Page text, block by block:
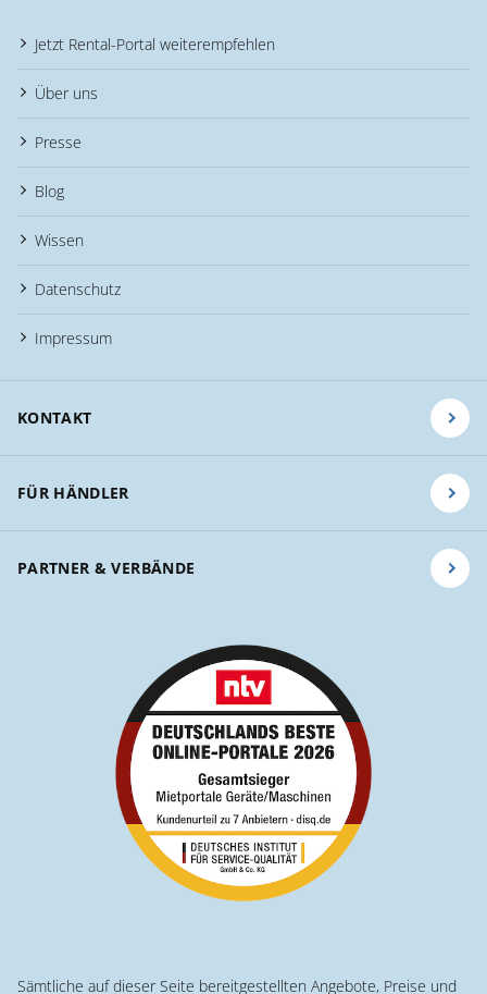
Jetzt Rental-Portal weiterempfehlen
Über uns
Presse
Blog
Wissen
Datenschutz
Impressum
KONTAKT
FÜR HÄNDLER
PARTNER & VERBÄNDE
Sämtliche auf dieser Seite bereitgestellten Angebote, Preise und